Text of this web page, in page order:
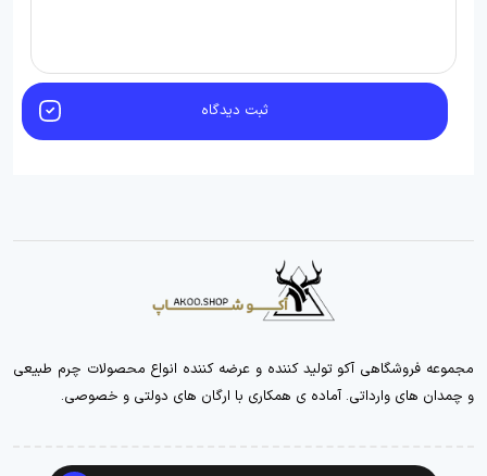
ثبت دیدگاه
مجموعه فروشگاهی آکو تولید کننده و عرضه کننده انواع محصولات چرم طبیعی
و چمدان های وارداتی. آماده ی همکاری با ارگان های دولتی و خصوصی.